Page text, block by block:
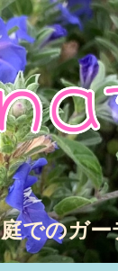
でのガ